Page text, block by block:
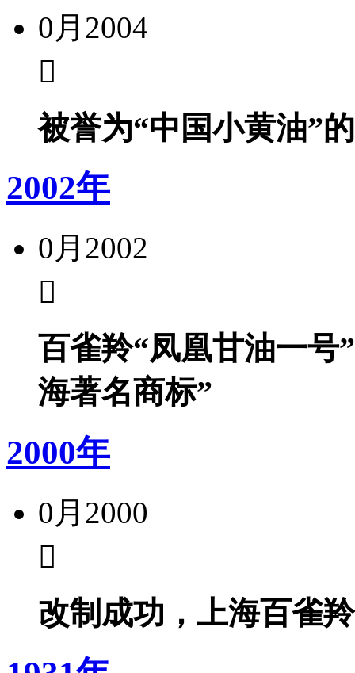
0月 2004
被誉为“中国小黄油”
2002年
0月 2002
百雀羚“凤凰甘油一号
海著名商标”
2000年
0月 2000
改制成功，上海百雀